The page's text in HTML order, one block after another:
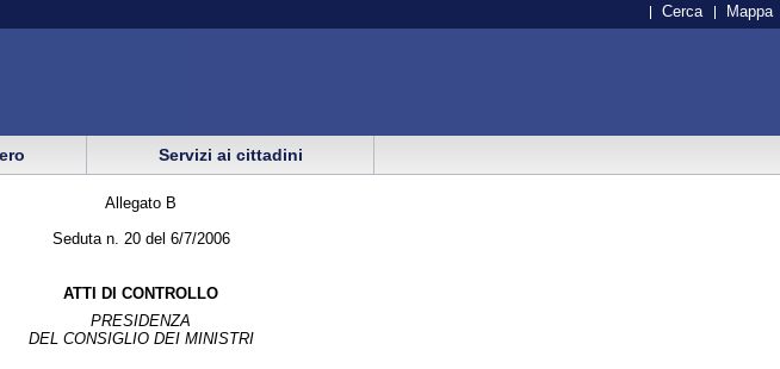
Cerca Mappa
Servizi ai cittadini
Allegato B
Seduta n. 20 del 6/7/2006
ATTI DI CONTROLLO
PRESIDENZA
DEL CONSIGLIO DEI MINISTRI